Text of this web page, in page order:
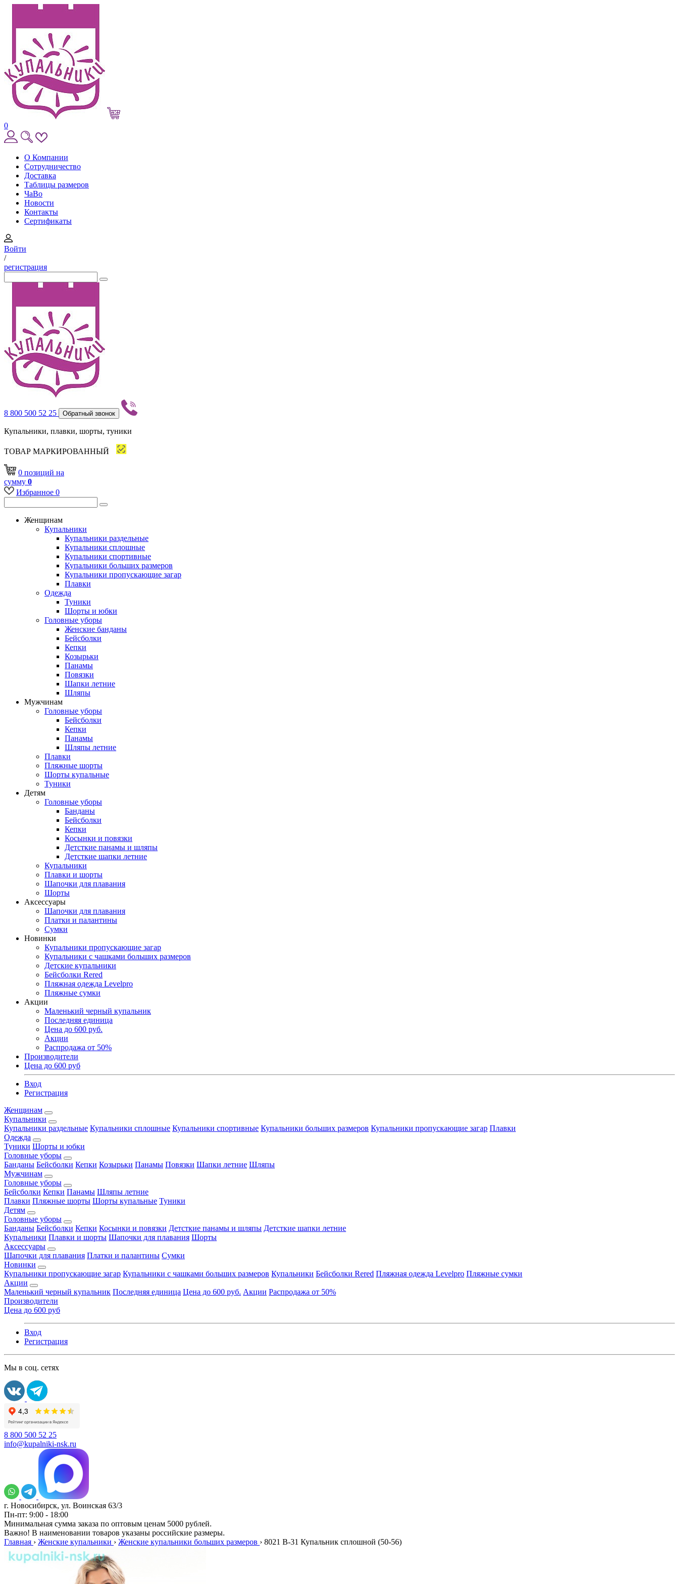
0
О Компании
Сотрудничество
Доставка
Таблицы размеров
ЧаВо
Новости
Контакты
Сертификаты
Войти
/
регистрация
8 800 500 52 25 Обратный звонок
Купальники, плавки, шорты, туники
ТОВАР МАРКИРОВАННЫЙ
0 позиций на
сумму 0
Избранное 0
Женщинам
Купальники
Купальники раздельные
Купальники сплошные
Купальники спортивные
Купальники больших размеров
Купальники пропускающие загар
Плавки
Одежда
Туники
Шорты и юбки
Головные уборы
Женские банданы
Бейсболки
Кепки
Козырьки
Панамы
Повязки
Шапки летние
Шляпы
Мужчинам
Головные уборы
Бейсболки
Кепки
Панамы
Шляпы летние
Плавки
Пляжные шорты
Шорты купальные
Туники
Детям
Головные уборы
Банданы
Бейсболки
Кепки
Косынки и повязки
Детсткие панамы и шляпы
Детсткие шапки летние
Купальники
Плавки и шорты
Шапочки для плавания
Шорты
Аксессуары
Шапочки для плавания
Платки и палантины
Сумки
Новинки
Купальники пропускающие загар
Купальники с чашками больших размеров
Детские купальники
Бейсболки Rered
Пляжная одежда Levelpro
Пляжные сумки
Акции
Маленький черный купальник
Последняя единица
Цена до 600 руб.
Акции
Распродажа от 50%
Производители
Цена до 600 руб
Вход
Регистрация
Женщинам
Купальники
Купальники раздельные Купальники сплошные Купальники спортивные Купальники больших размеров Купальники пропускающие загар Плавки
Одежда
Туники Шорты и юбки
Головные уборы
Банданы Бейсболки Кепки Козырьки Панамы Повязки Шапки летние Шляпы
Мужчинам
Головные уборы
Бейсболки Кепки Панамы Шляпы летние
Плавки Пляжные шорты Шорты купальные Туники
Детям
Головные уборы
Банданы Бейсболки Кепки Косынки и повязки Детсткие панамы и шляпы Детсткие шапки летние
Купальники Плавки и шорты Шапочки для плавания Шорты
Аксессуары
Шапочки для плавания Платки и палантины Сумки
Новинки
Купальники пропускающие загар Купальники с чашками больших размеров Купальники Бейсболки Rered Пляжная одежда Levelpro Пляжные сумки
Акции
Маленький черный купальник Последняя единица Цена до 600 руб. Акции Распродажа от 50%
Производители
Цена до 600 руб
Вход
Регистрация
Мы в соц. сетях
8 800 500 52 25
info@kupalniki-nsk.ru
г. Новосибирск, ул. Воинская 63/3
Пн-пт: 9:00 - 18:00
Минимальная сумма заказа по оптовым ценам 5000 рублей.
Важно! В наименовании товаров указаны российские размеры.
Главная › Женские купальники › Женские купальники больших размеров › 8021 B-31 Купальник сплошной (50-56)